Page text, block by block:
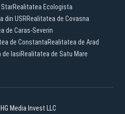
Realitatea Ecologista
din USRRealitatea de Covasna
de Caras-Severin
de ConstantaRealitatea de Arad
de IasiRealitatea de Satu Mare
Media Invest LLC